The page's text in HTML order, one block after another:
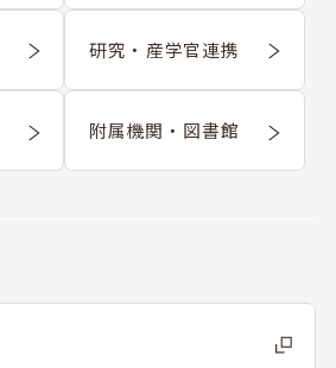
研究 ・ 産学官連携
附属機関 ・ 図書館